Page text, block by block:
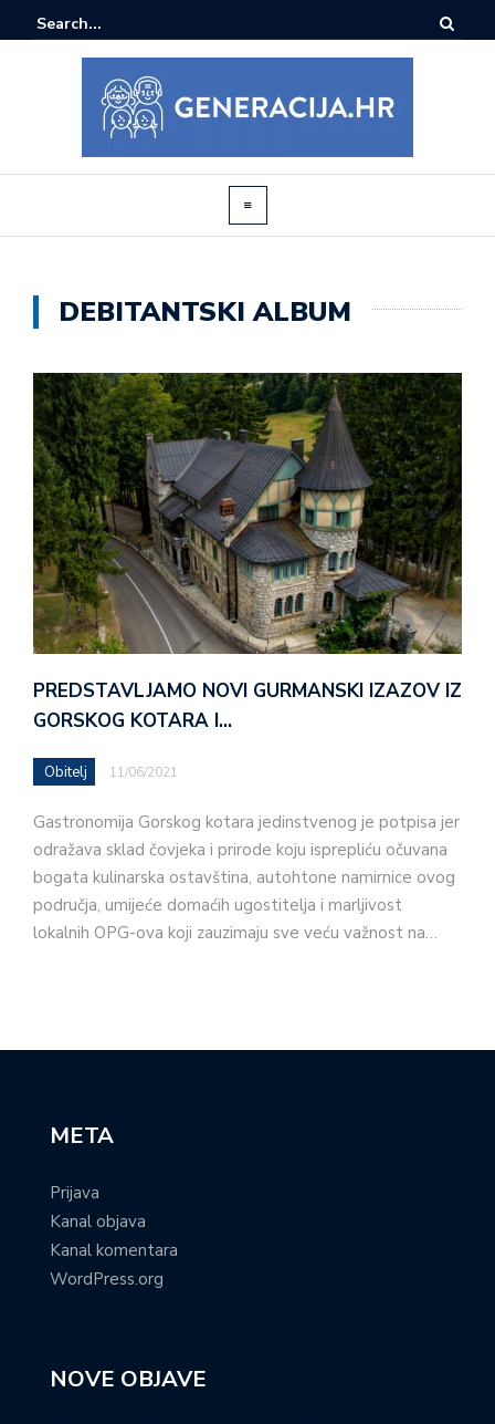
DEBITANTSKI ALBUM
PREDSTAVLJAMO NOVI GURMANSKI IZAZOV IZ
GORSKOG KOTARA I…
Obitelj 11/06/2021
Gastronomija Gorskog kotara jedinstvenog je potpisa jer
odražava sklad čovjeka i prirode koju isprepliću očuvana
bogata kulinarska ostavština, autohtone namirnice ovog
područja, umijeće domaćih ugostitelja i marljivost
lokalnih OPG-ova koji zauzimaju sve veću važnost na…
META
Prijava
Kanal objava
Kanal komentara
WordPress.org
NOVE OBJAVE